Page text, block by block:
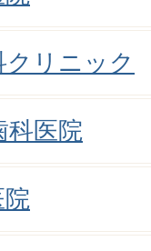
リニック
科医院